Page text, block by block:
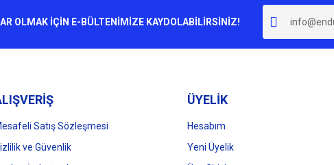
OLMAK İÇİN E-BÜLTENİMİZE KAYDOLABİLİRSİNİZ!
Satış Sözleşmesi
ve Güvenlik
ÜYELİK
Hesabım
Yeni Üyelik